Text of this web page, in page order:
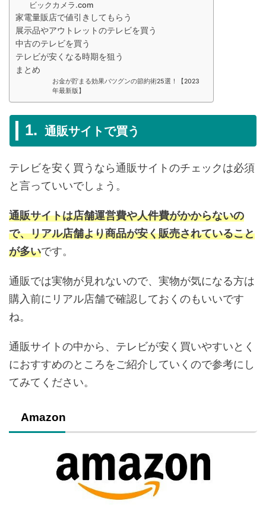
ビックカメラ.com
家電量販店で値引きしてもらう
展示品やアウトレットのテレビを買う
中古のテレビを買う
テレビが安くなる時期を狙う
まとめ
お金が貯まる効果バツグンの節約術25選！【2023
年最新版】
通販サイトで買う
テレビを安く買うなら通販サイトのチェックは必須
と言っていいでしょう。
通販サイトは店舗運営費や人件費がかからないの
で、リアル店舗より商品が安く販売されていること
が多いです。
通販では実物が見れないので、実物が気になる方は
購入前にリアル店舗で確認しておくのもいいです
ね。
通販サイトの中から、テレビが安く買いやすいとく
におすすめのところをご紹介していくので参考にし
てみてください。
Amazon